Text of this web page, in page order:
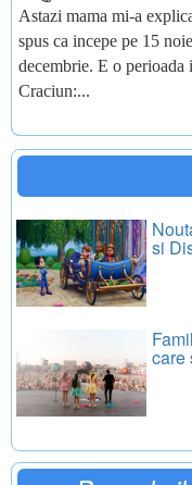
Astazi mama mi-a
spus ca incepe pe 15
decembrie. E o perioada
Craciun:...
si
care